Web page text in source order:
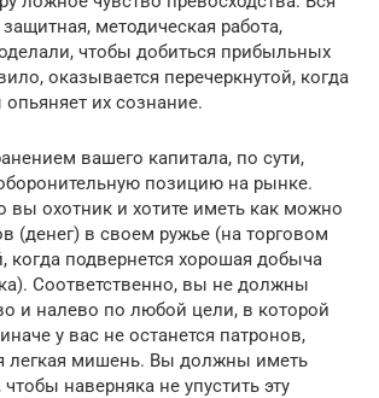
методическая работа,
чтобы добиться прибыльных
оказывается перечеркнутой, когда
их сознание.
вашего капитала, по сути,
позицию на рынке.
вы охотник и хотите иметь как можно
(денег) в своем ружье (на торговом
когда подвернется хорошая добыча
Соответственно, вы не должны
и налево по любой цели, в которой
у вас не останется патронов,
легкая мишень. Вы должны иметь
наверняка не упустить эту